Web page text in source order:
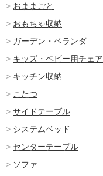
おままごと
おもちゃ収納
ガーデン・ベランダ
キッズ・ベビー用チェア
キッチン収納
こたつ
サイドテーブル
システムベッド
センターテーブル
ソファ